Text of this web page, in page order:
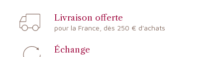
Livraison offerte
pour la France, dès 250 € d'achats
Échange